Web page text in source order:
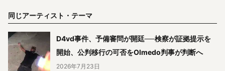
同じアーティスト・テーマ
D4vd事件、予備審問が開廷──検察が証拠提示を
開始、公判移行の可否をOlmedo判事が判断へ
2026年7月23日